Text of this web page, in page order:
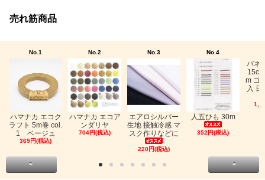
売れ筋商品
No.1
ハマナカ エコク
ラフト 5m巻 col.
1 ベージュ
369円(税込)
No.2
ハマナカ エコア
ンダリヤ
704円(税込)
No.3
エアロシルバー
生地 接触冷感 マ
スク作りなどに
220円(税込)
No.4
人五ひも 30m
352円(税込)
バネ
m ゴ
入
< >